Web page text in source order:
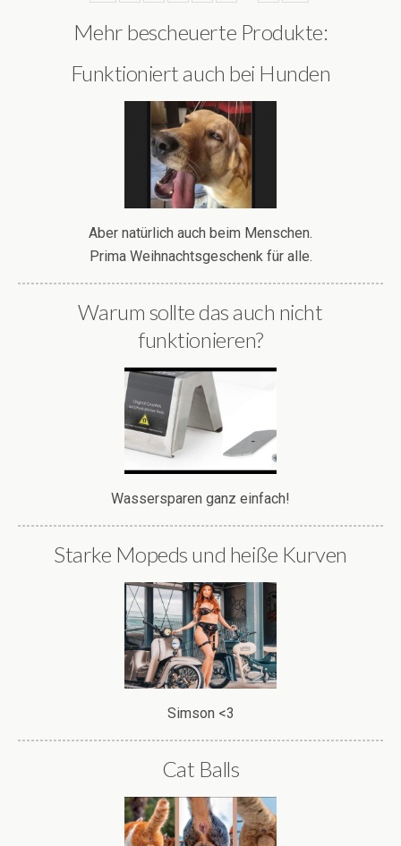
Mehr bescheuerte Produkte:
Funktioniert auch bei Hunden
Aber natürlich auch beim Menschen.
Prima Weihnachtsgeschenk für alle.
Warum sollte das auch nicht
funktionieren?
Wassersparen ganz einfach!
Starke Mopeds und heiße Kurven
Simson <3
Cat Balls